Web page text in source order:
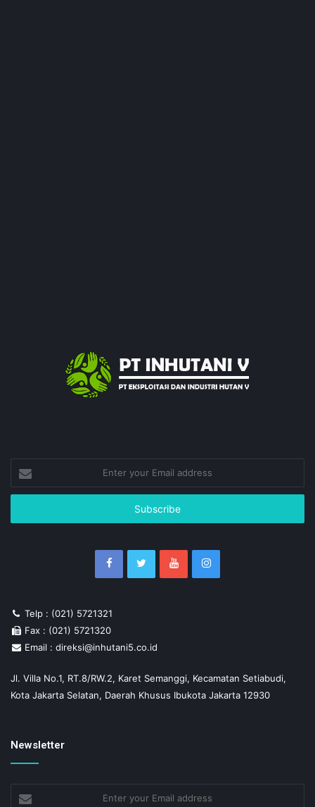
your
Email
Telp : (021) 5721321
Fax : (021) 5721320
Email : direksi@inhutani5.co.id
Jl. Villa No.1, RT.8/RW.2, Karet Semanggi, Kecamatan Setiabudi,
Kota Jakarta Selatan, Daerah Khusus Ibukota Jakarta 12930
Newsletter
your